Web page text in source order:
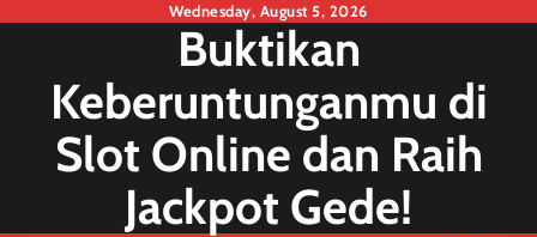
Wednesday, August 5, 2026
Buktikan
Keberuntunganmu di
Slot Online dan Raih
Jackpot Gede!